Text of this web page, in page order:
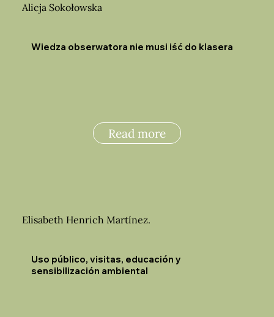
Wiedza obserwatora nie musi iść do klasera
Alicja Sokołowska
Read more
Uso público, visitas, educación y
sensibilización ambiental
Elisabeth Henrich Martínez.